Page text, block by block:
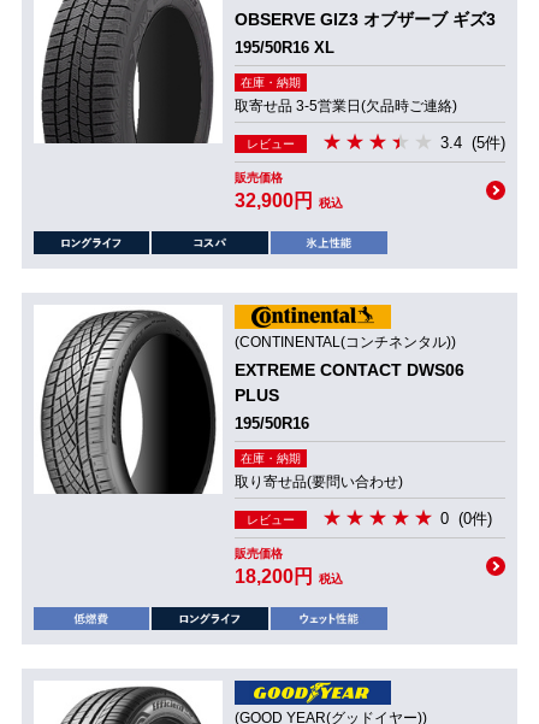
OBSERVE GIZ3 オブザーブ ギズ3
195/50R16 XL
在庫・納期
取寄せ品 3-5営業日(欠品時ご連絡)
レビュー 3.4 (5件)
販売価格
32,900円 税込
(CONTINENTAL(コンチネンタル))
EXTREME CONTACT DWS06
PLUS
195/50R16
在庫・納期
取り寄せ品(要問い合わせ)
レビュー 0 (0件)
販売価格
18,200円 税込
(GOOD YEAR(グッドイヤー))